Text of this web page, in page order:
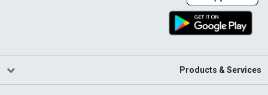
Products & Services